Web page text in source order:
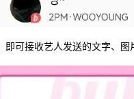
即可接收艺人发送的文字、图